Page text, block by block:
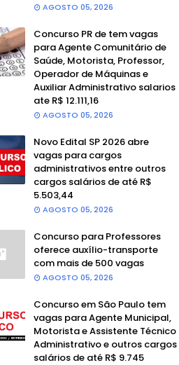
AGOSTO 05, 2026
Concurso PR de tem vagas
para Agente Comunitário de
Saúde, Motorista, Professor,
Operador de Máquinas e
Auxiliar Administrativo salarios
ate R$ 12.111,16
AGOSTO 05, 2026
Novo Edital SP 2026 abre
vagas para cargos
administrativos entre outros
cargos salários de até R$
5.503,44
AGOSTO 05, 2026
Concurso para Professores
oferece auxílio-transporte
com mais de 500 vagas
AGOSTO 05, 2026
Concurso em São Paulo tem
vagas para Agente Municipal,
Motorista e Assistente Técnico
Administrativo e outros cargos
salários de até R$ 9.745